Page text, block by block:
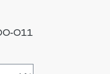
011